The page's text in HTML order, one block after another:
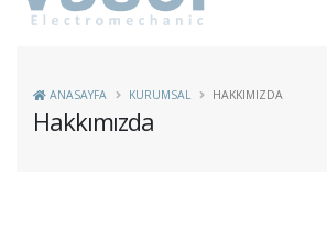
Hakkımızda
ANASAYFA KURUMSAL HAKKIMIZDA